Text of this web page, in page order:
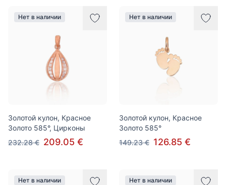
Нет в наличии
Золотой кулон, Красное
Золото 585°, Цирконы
232.28 € 209.05 €
Нет в наличии
Золотой кулон, Красное
Золото 585°
149.23 € 126.85 €
Нет в наличии Нет в наличии